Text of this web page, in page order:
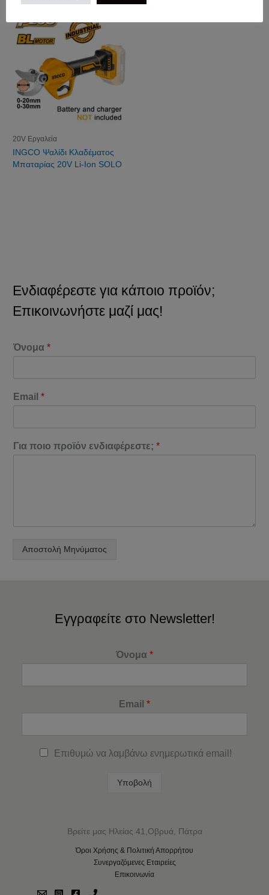
20V Εργαλεία
INGCO Ψαλίδι Κλαδέματος
Μπαταρίας 20V Li-Ion SOLO
Ενδιαφέρεστε για κάποιο προϊόν;
Επικοινωνήστε μαζί μας!
Όνομα*
Email*
Για ποιο προϊόν ενδιαφέρεστε;*
Αποστολή Μηνύματος
Εγγραφείτε στο Newsletter!
Όνομα *
Email *
Επιθυμώ να λαμβάνω ενημερωτικά email!
Υποβολή
Βρείτε μας Ηλείας 41,Οβρυά, Πάτρα
Όροι Χρήσης & Πολιτική Απορρήτου
Συνεργαζόμενες Εταιρείες
Επικοινωνία